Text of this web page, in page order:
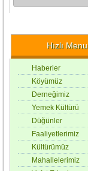
Hızlı Menu
Haberler
Köyümüz
Derneğimiz
Yemek Kültürü
Düğünler
Faaliyetlerimiz
Kültürümüz
Mahallelerimiz